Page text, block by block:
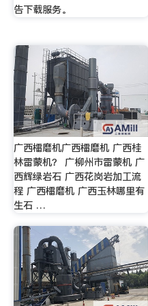
告下载服务。
广西檑磨机广西檑磨机 广西桂
林雷蒙机？ 广柳州市雷蒙机 广
西辉绿岩石 广西花岗岩加工流
程 广西檑磨机 广西玉林哪里有
生石 …